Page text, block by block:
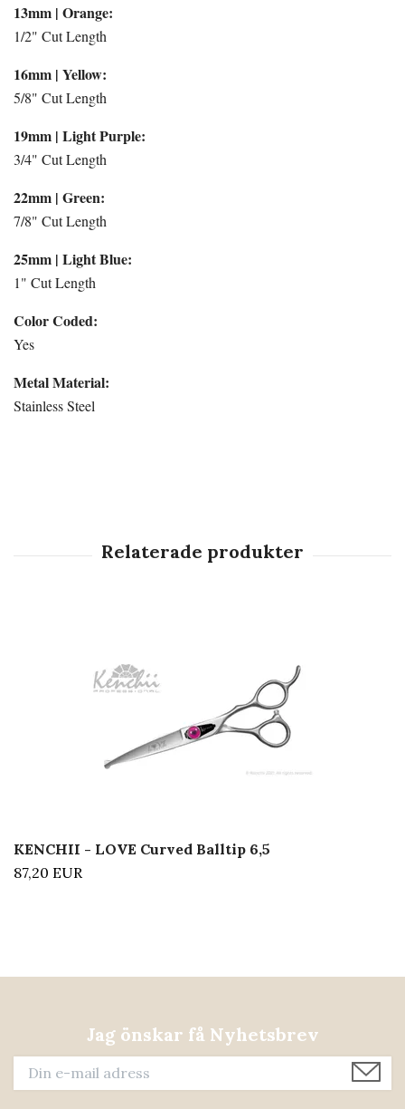
13mm | Orange:
1/2" Cut Length
16mm | Yellow:
5/8" Cut Length
19mm | Light Purple:
3/4" Cut Length
22mm | Green:
7/8" Cut Length
25mm | Light Blue:
1" Cut Length
Color Coded:
Yes
Metal Material:
Stainless Steel
KENCHII - LOVE Curved Balltip 6,5
87,20 EUR
Jag önskar få Nyhetsbrev